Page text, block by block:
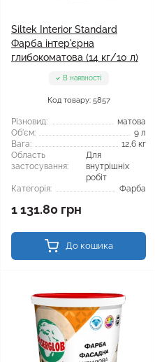
Siltek Interior Standard
Фарба інтер'єрна
глибокоматова (14 кг/10 л)
В наявності
Код товару: 5857
Різновид:
матова
Об'єм:
9 л
Вага:
12,6 кг
Область
застосування:
Для
внутрішніх
робіт
Категорія:
Фарба
1 131.80 грн
До кошика